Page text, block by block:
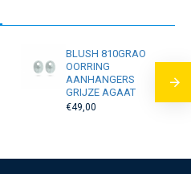
BLUSH 810GRAO
OORRING
AANHANGERS
GRIJZE AGAAT
€49,00